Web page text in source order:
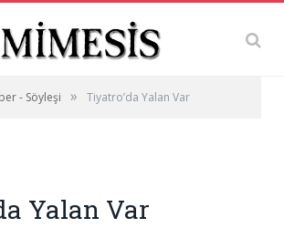
- Söyleşi » Tiyatro’da Yalan Var
Yalan Var